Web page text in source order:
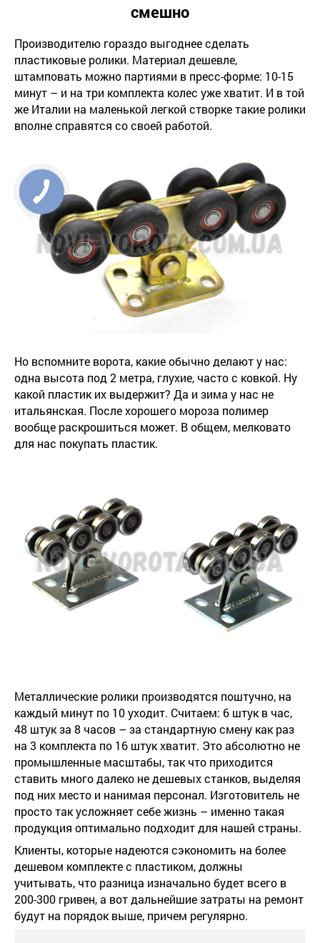
смешно
Производителю гораздо выгоднее сделать
пластиковые ролики. Материал дешевле,
штамповать можно партиями в пресс-форме: 10-15
минут – и на три комплекта колес уже хватит. И в той
же Италии на маленькой легкой створке такие ролики
вполне справятся со своей работой.
Но вспомните ворота, какие обычно делают у нас:
одна высота под 2 метра, глухие, часто с ковкой. Ну
какой пластик их выдержит? Да и зима у нас не
итальянская. После хорошего мороза полимер
вообще раскрошиться может. В общем, мелковато
для нас покупать пластик.
Металлические ролики производятся поштучно, на
каждый минут по 10 уходит. Считаем: 6 штук в час,
48 штук за 8 часов – за стандартную смену как раз
на 3 комплекта по 16 штук хватит. Это абсолютно не
промышленные масштабы, так что приходится
ставить много далеко не дешевых станков, выделяя
под них место и нанимая персонал. Изготовитель не
просто так усложняет себе жизнь – именно такая
продукция оптимально подходит для нашей страны.
Клиенты, которые надеются сэкономить на более
дешевом комплекте с пластиком, должны
учитывать, что разница изначально будет всего в
200-300 гривен, а вот дальнейшие затраты на ремонт
будут на порядок выше, причем регулярно.